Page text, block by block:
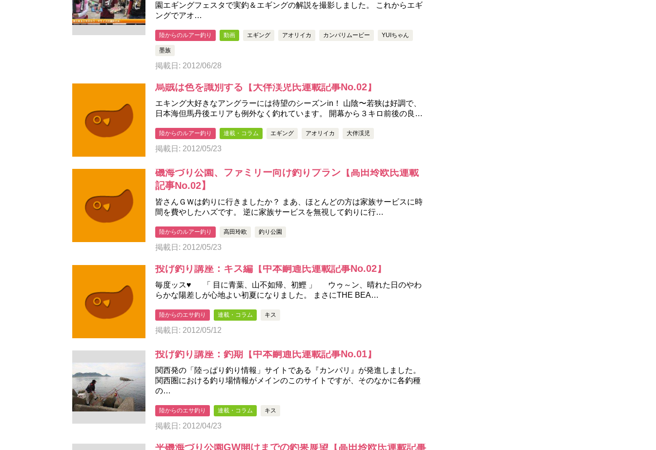
園エギングフェスタで実釣＆エギングの解説を撮影しました。 これからエギ
ングでアオ…
陸からのルアー釣り 動画 エギング アオリイカ カンパリムービー YUIちゃん
墨族
掲載日: 2012/06/28
烏賊は色を識別する【大伴渓児氏連載記事No.02】
エキング大好きなアングラーには待望のシーズンin！ 山陰〜若狭は好調で、
日本海但馬丹後エリアも例外なく釣れています。 開幕から３キロ前後の良…
陸からのルアー釣り 連載・コラム エギング アオリイカ 大伴渓児
掲載日: 2012/05/23
磯海づり公園、ファミリー向け釣りプラン【高田玲欧氏連載
記事No.02】
皆さんＧＷは釣りに行きましたか？ まあ、ほとんどの方は家族サービスに時
間を費やしたハズです。 逆に家族サービスを無視して釣りに行…
陸からのルアー釣り 高田玲欧 釣り公園
掲載日: 2012/05/23
投げ釣り講座：キス編【中本嗣通氏連載記事No.02】
毎度ッス♥ 「 目に青葉、山不如帰、初鰹 」 ウゥ～ン、晴れた日のやわ
らかな陽差しが心地よい初夏になりました。 まさにTHE BEA…
陸からのエサ釣り 連載・コラム キス
掲載日: 2012/05/12
投げ釣り講座：釣期【中本嗣通氏連載記事No.01】
関西発の「陸っぱり釣り情報」サイトである『カンパリ』が発進しました。
関西圏における釣り場情報がメインのこのサイトですが、そのなかに各釣種
の…
陸からのエサ釣り 連載・コラム キス
掲載日: 2012/04/23
平磯海づり公園GW開けまでの釣果展望【高田玲欧氏連載記事